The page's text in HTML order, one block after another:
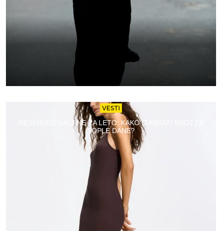
VESTI
RESERVED HALJINE ZA LETO: KAKO IZABRATI KROJ ZA
TOPLE DANE?